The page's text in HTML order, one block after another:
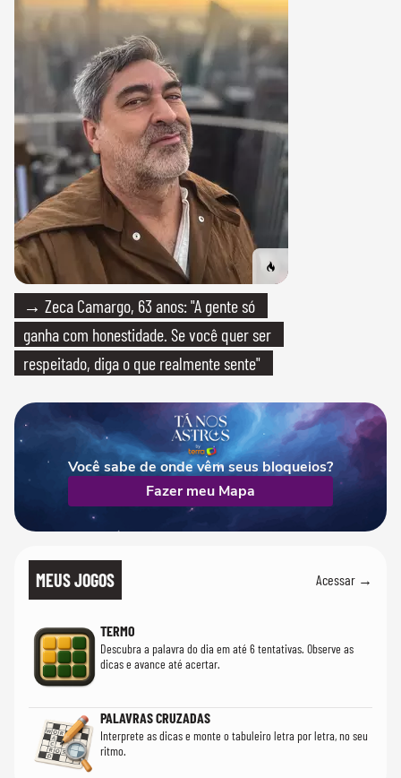
→ Zeca Camargo, 63 anos: "A gente só
ganha com honestidade. Se você quer ser
respeitado, diga o que realmente sente"
Você sabe de onde vêm seus bloqueios?
Fazer meu Mapa
MEUS JOGOS Acessar →
TERMO
Descubra a palavra do dia em até 6 tentativas. Observe as
dicas e avance até acertar.
PALAVRAS CRUZADAS
Interprete as dicas e monte o tabuleiro letra por letra, no seu
ritmo.